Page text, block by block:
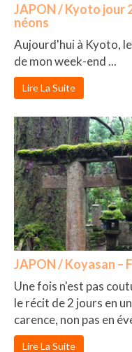
JAPON / Kyoto jour
néons
Aujourd'hui à Kyoto,
de mon week-end ...
Lire La Suite
JAPON / Koyasan –
Une fois n'est pas
le récit de 2 jours en
carence, non pas en
Lire La Suite